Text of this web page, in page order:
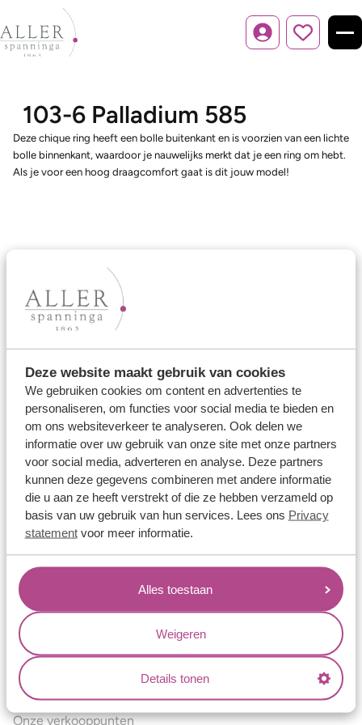
Deze website maakt gebruik van cookies
We gebruiken cookies om content en advertenties te
personaliseren, om functies voor social media te bieden en
om ons websiteverkeer te analyseren. Ook delen we
informatie over uw gebruik van onze site met onze partners
voor social media, adverteren en analyse. Deze partners
kunnen deze gegevens combineren met andere informatie
die u aan ze heeft verstrekt of die ze hebben verzameld op
basis van uw gebruik van hun services. Lees ons Privacy
statementvoor meer informatie.
Alles toestaan
Weigeren
Details tonen
Inloggen
103-6 Palladium 585
Deze chique ring heeft een bolle buitenkant en is voorzien van een lichte
bolle binnenkant, waardoor je nauwelijks merkt dat je een ring om hebt.
Als je voor een hoog draagcomfort gaat is dit jouw model!
Ons aanbod
Trouwringen
Verlovingsringen
Vriendschapsringen
Over ons
Aller Spanninga
Historie
Certificaten
Blogs
Jouw voordelen
Conflictvrije Materialen
Oneindig veel mogelijkheden
Kwaliteit
Juweliers & Contact
Onze verkooppunten